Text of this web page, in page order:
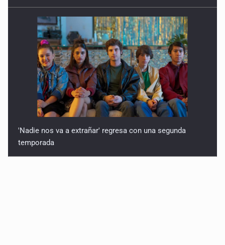
'Nadie nos va a extrañar' regresa con una segunda
temporada